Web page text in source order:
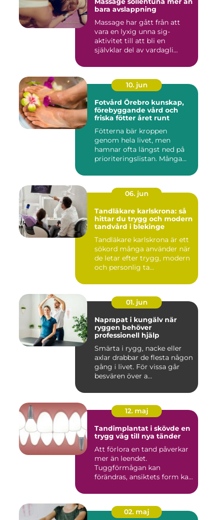
bara avslappning
Massage har gått från att
vara en lyxig unna sig-
aktivitet till att bli en
självklar del av vardagli...
10. jun
Fotvård Örebro kunskap,
förebyggande vård och
friska fötter året runt
Fötterna bär kroppen
genom hela livet, men
hamnar ofta längst ned på
prioriteringslistan. Många
06. jun
Tandläkare karlskrona: så
hittar du trygg och modern
tandvård i blekinge
Tandläkare karlskrona är ett
sökord många använder när
de letar efter trygg, modern
och personlig ta...
01. jun
Naprapat i kungälv när
ryggen behöver
professionell hjälp
Smärta i rygg, nacke eller
axlar drabbar de flesta någon
gång i livet. För vissa går
besvären över a...
12. maj
Tandimplantat i skövde en
trygg väg till nya tänder
Att förlora en tand påverkar
mer än leendet.
Tuggförmågan kan
förändras, ansiktets form kan
02. maj